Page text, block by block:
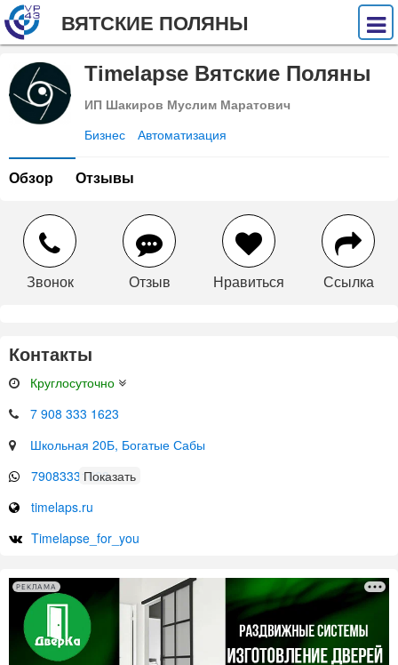
ВЯТСКИЕ ПОЛЯНЫ
Timelapse Вятские Поляны
ИП Шакиров Муслим Маратович
Бизнес Автоматизация
Обзор Отзывы
Звонок Отзыв Нравиться Ссылка
Контакты
Круглосуточно
7 908 333 1623
Школьная 20Б, Богатые Сабы
79083331623
timelaps.ru
Timelapse_for_you
РЕКЛАМА